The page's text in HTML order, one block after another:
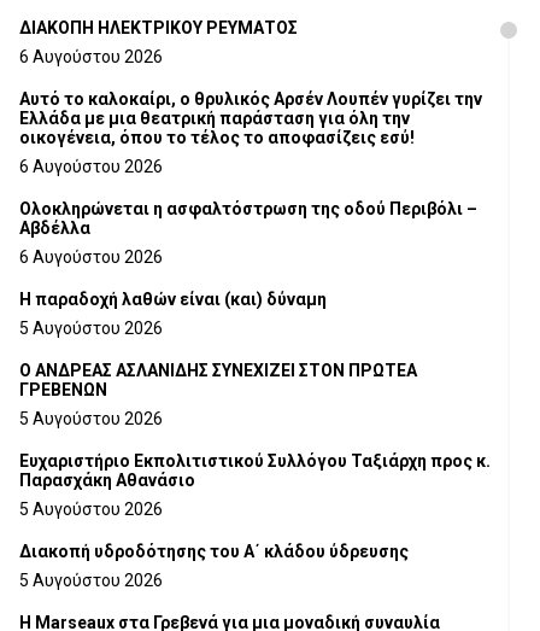
ΔΙΑΚΟΠΗ ΗΛΕΚΤΡΙΚΟΥ ΡΕΥΜΑΤΟΣ
6 Αυγούστου 2026
Αυτό το καλοκαίρι, ο θρυλικός Αρσέν Λουπέν γυρίζει την
Ελλάδα με μια θεατρική παράσταση για όλη την
οικογένεια, όπου το τέλος το αποφασίζεις εσύ!
6 Αυγούστου 2026
Ολοκληρώνεται η ασφαλτόστρωση της οδού Περιβόλι –
Αβδέλλα
6 Αυγούστου 2026
H παραδοχή λαθών είναι (και) δύναμη
5 Αυγούστου 2026
Ο ΑΝΔΡΕΑΣ ΑΣΛΑΝΙΔΗΣ ΣΥΝΕΧΙΖΕΙ ΣΤΟΝ ΠΡΩΤΕΑ
ΓΡΕΒΕΝΩΝ
5 Αυγούστου 2026
Ευχαριστήριο Εκπολιτιστικού Συλλόγου Ταξιάρχη προς κ.
Παρασχάκη Αθανάσιο
5 Αυγούστου 2026
Διακοπή υδροδότησης του Α΄ κλάδου ύδρευσης
5 Αυγούστου 2026
Η Marseaux στα Γρεβενά για μια μοναδική συναυλία